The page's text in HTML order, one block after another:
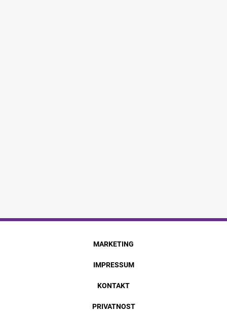
MARKETING
IMPRESSUM
KONTAKT
PRIVATNOST